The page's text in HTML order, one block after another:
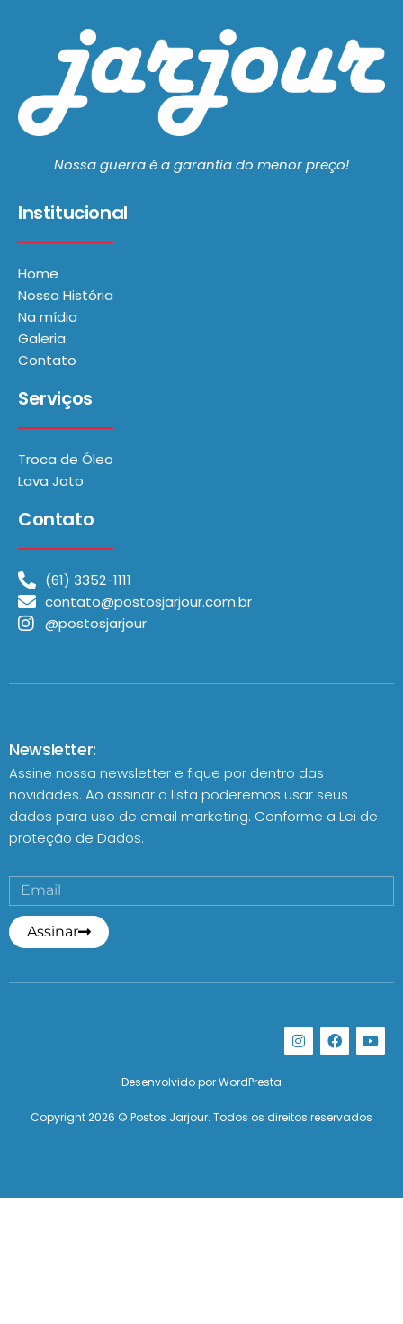
Nossa guerra é a garantia do menor preço!
Institucional
Home
Nossa História
Na mídia
Galeria
Contato
Serviços
Troca de Óleo
Lava Jato
Contato
(61) 3352-1111
contato@postosjarjour.com.br
@postosjarjour
Newsletter:
Assine nossa newsletter e fique por dentro das
novidades. Ao assinar a lista poderemos usar seus
dados para uso de email marketing. Conforme a Lei de
proteção de Dados.
Assinar
Copyright 2026 © Postos Jarjour. Todos os direitos reservados
Desenvolvido porWordPresta